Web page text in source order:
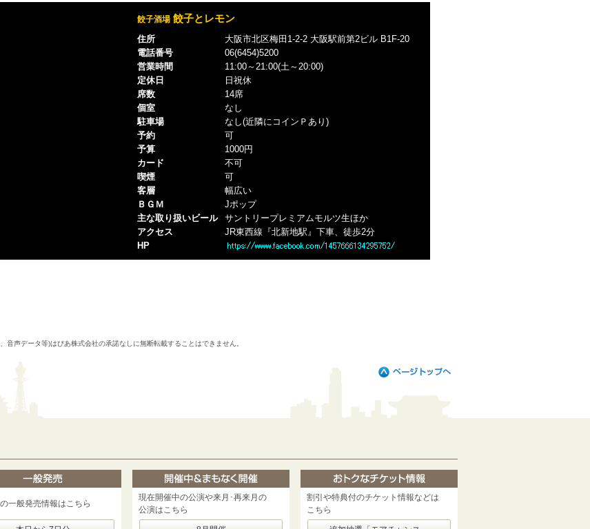
餃子酒場 餃子とレモン
住所
大阪市北区梅田1-2-2 大阪駅前第2ビル B1F-20
電話番号
06(6454)5200
営業時間
11:00～21:00(土～20:00)
定休日
日祝休
席数
14席
個室
なし
駐車場
なし(近隣にコインＰあり)
予約
可
予算
1000円
カード
不可
喫煙
可
客層
幅広い
ＢＧＭ
Jポップ
主な取り扱いビール
サントリープレミアムモルツ生ほか
アクセス
JR東西線『北新地駅』下車、徒歩2分
HP
声データ等)はぴあ株式会社の承諾なしに無断転載することはできません。
一般発売情報はこちら
現在開催中の公演や来月･再来月の
公演はこちら
割引や特典付のチケット情報などは
こちら